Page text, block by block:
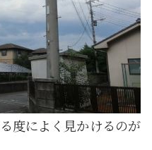
度によく見かけるのが